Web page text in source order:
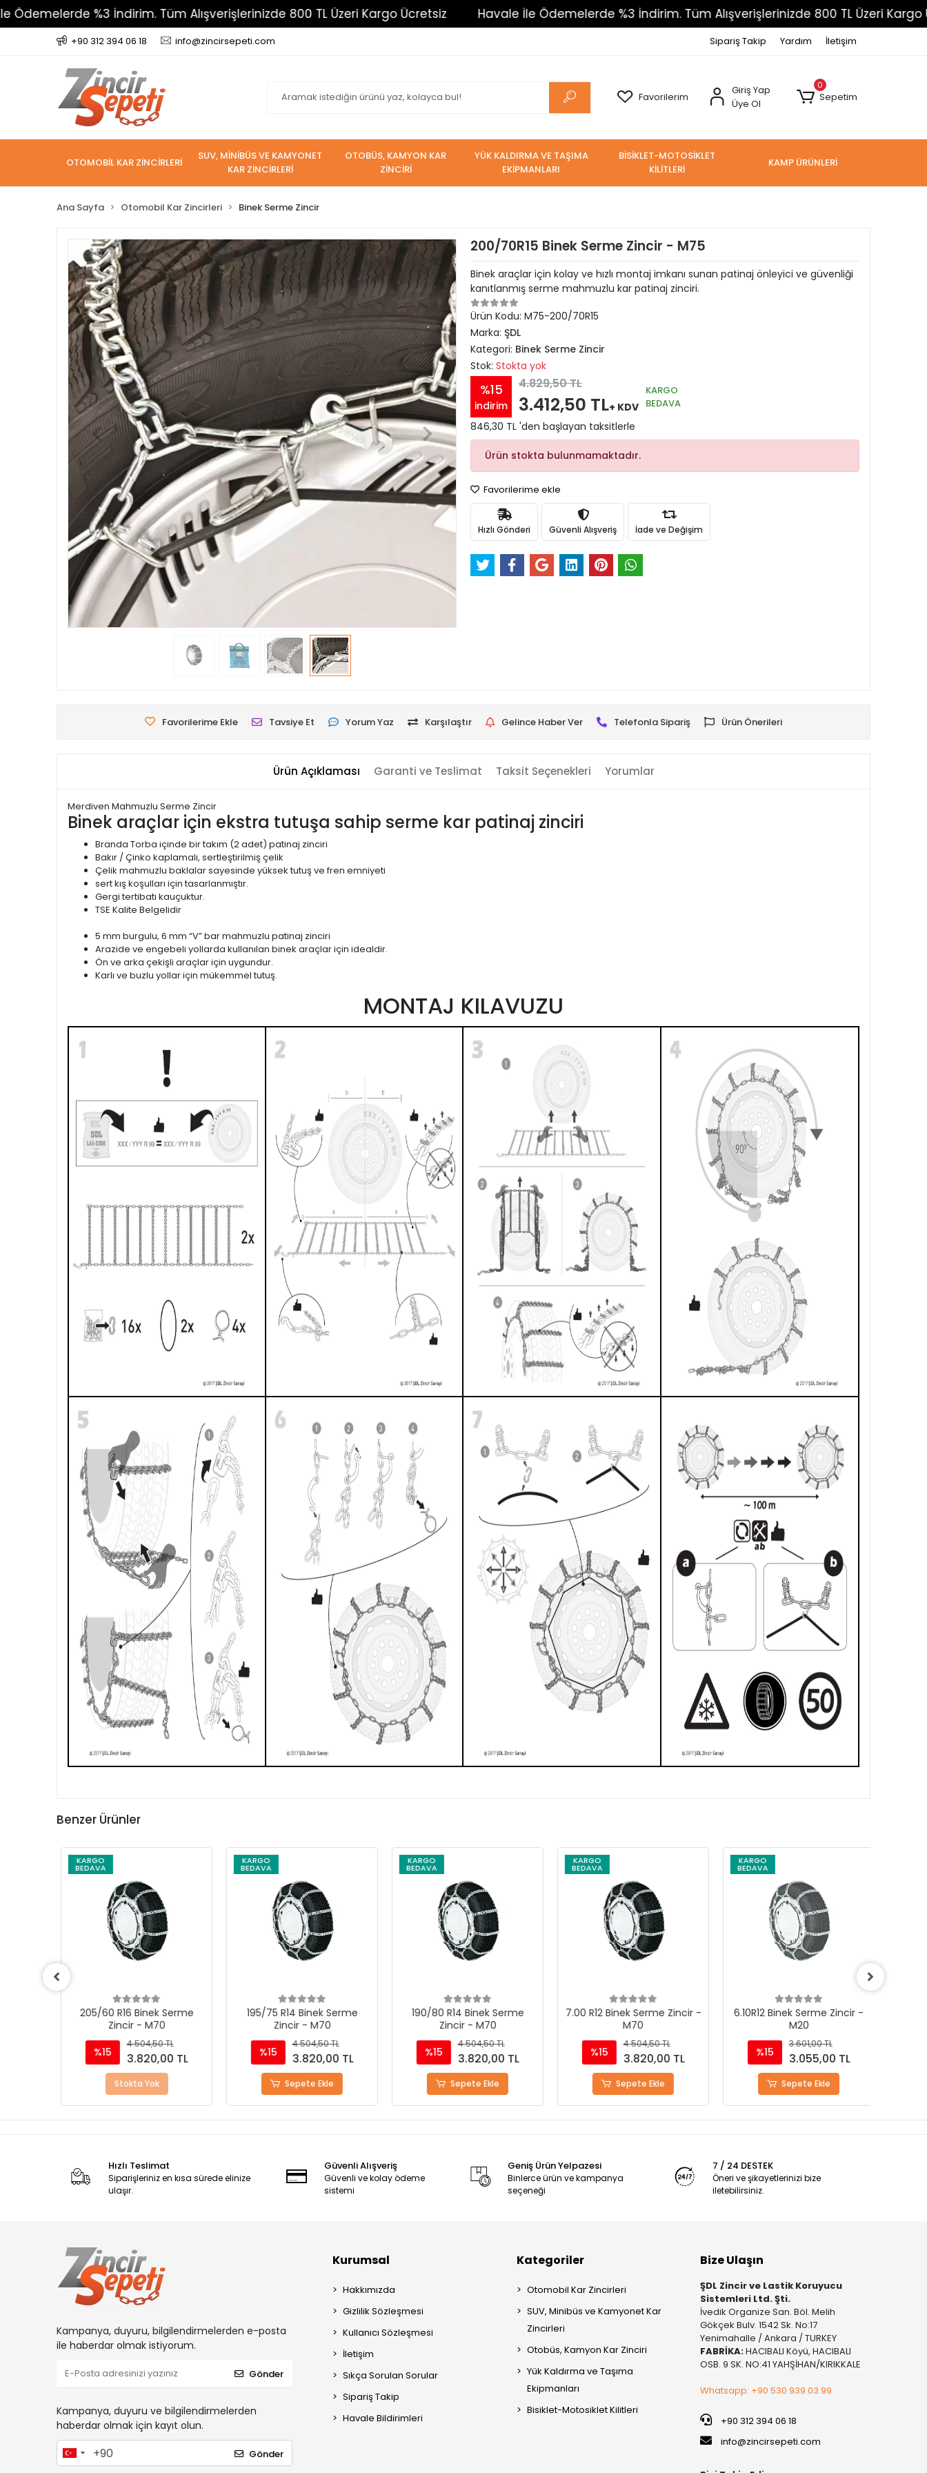
%3 İndirim. Tüm Alışverişlerinizde 800 TL Üzeri Kargo Ücretsiz Havale İle Ödemelerde %3 İndirim. Tüm Alışverişlerinizde 800 TL Üzeri Kargo Ücretsiz
+90 312 394 06 18 info@zincirsepeti.com Sipariş Takip Yardım İletişim
Favorilerim
Giriş Yap
Üye Ol
0
Sepetim
OTOMOBİL KAR ZİNCİRLERİ
SUV, MİNİBÜS VE KAMYONET
KAR ZİNCİRLERİ
OTOBÜS, KAMYON KAR
ZİNCİRİ
YÜK KALDIRMA VE TAŞIMA
EKİPMANLARI
BİSİKLET-MOTOSİKLET
KİLİTLERİ
KAMP ÜRÜNLERİ
Ana Sayfa Otomobil Kar Zincirleri Binek Serme Zincir
200/70R15 Binek Serme Zincir - M75
Binek araçlar için kolay ve hızlı montaj imkanı sunan patinaj önleyici ve güvenliği
kanıtlanmış serme mahmuzlu kar patinaj zinciri.
Ürün Kodu: M75-200/70R15
Marka: ŞDL
Kategori: Binek Serme Zincir
Stok: Stokta yok
%15
indirim
4.829,50 TL
3.412,50 TL+ KDV
KARGO
BEDAVA
846,30 TL 'den başlayan taksitlerle
Ürün stokta bulunmamaktadır.
Favorilerime ekle
Hızlı Gönderi Güvenli Alışveriş İade ve Değişim
Favorilerime Ekle Tavsiye Et Yorum Yaz Karşılaştır Gelince Haber Ver Telefonla Sipariş Ürün Önerileri
Ürün Açıklaması Garanti ve Teslimat Taksit Seçenekleri Yorumlar
Merdiven Mahmuzlu Serme Zincir
Binek araçlar için ekstra tutuşa sahip serme kar patinaj zinciri
Branda Torba içinde bir takım (2 adet) patinaj zinciri
Bakır / Çinko kaplamalı, sertleştirilmiş çelik
Çelik mahmuzlu baklalar sayesinde yüksek tutuş ve fren emniyeti
sert kış koşulları için tasarlanmıştır.
Gergi tertibatı kauçuktur.
TSE Kalite Belgelidir
5 mm burgulu, 6 mm “V” bar mahmuzlu patinaj zinciri
Arazide ve engebeli yollarda kullanılan binek araçlar için idealdir.
Ön ve arka çekişli araçlar için uygundur.
Karlı ve buzlu yollar için mükemmel tutuş.
MONTAJ KILAVUZU
Benzer Ürünler
KARGO
BEDAVA
205/60 R16 Binek Serme
Zincir - M70
%15
4.504,50 TL
3.820,00 TL
Stokta Yok
KARGO
BEDAVA
195/75 R14 Binek Serme
Zincir - M70
%15
4.504,50 TL
3.820,00 TL
Sepete Ekle
KARGO
BEDAVA
190/80 R14 Binek Serme
Zincir - M70
%15
4.504,50 TL
3.820,00 TL
Sepete Ekle
KARGO
BEDAVA
7.00 R12 Binek Serme Zincir -
M70
%15
4.504,50 TL
3.820,00 TL
Sepete Ekle
KARGO
BEDAVA
6.10R12 Binek Serme Zincir -
M20
%15
3.601,00 TL
3.055,00 TL
Sepete Ekle
Hızlı Teslimat
Siparişleriniz en kısa sürede elinize
ulaşır.
Güvenli Alışveriş
Güvenli ve kolay ödeme
sistemi
Geniş Ürün Yelpazesi
Binlerce ürün ve kampanya
seçeneği
7 / 24 DESTEK
Öneri ve şikayetlerinizi bize
iletebilirsiniz.
Kampanya, duyuru, bilgilendirmelerden e-posta
ile haberdar olmak istiyorum.
Gönder
Kampanya, duyuru ve bilgilendirmelerden
haberdar olmak için kayıt olun.
Gönder
Kurumsal
Hakkımızda
Gizlilik Sözleşmesi
Kullanıcı Sözleşmesi
İletişim
Sıkça Sorulan Sorular
Sipariş Takip
Havale Bildirimleri
Kategoriler
Otomobil Kar Zincirleri
SUV, Minibüs ve Kamyonet Kar
Zincirleri
Otobüs, Kamyon Kar Zinciri
Yük Kaldırma ve Taşıma
Ekipmanları
Bisiklet-Motosiklet Kilitleri
Bize Ulaşın
ŞDL Zincir ve Lastik Koruyucu
Sistemleri Ltd. Şti.
İvedik Organize San. Böl. Melih
Gökçek Bulv. 1542 Sk. No:17
Yenimahalle / Ankara / TURKEY
FABRİKA:HACIBALI Köyü, HACIBALI
OSB. 9 SK. NO:41 YAHŞİHAN/KIRIKKALE
Whatsapp: +90 530 939 03 99
+90 312 394 06 18
info@zincirsepeti.com